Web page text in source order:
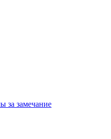
за замечание